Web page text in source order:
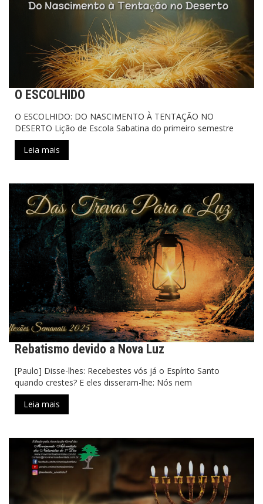
O ESCOLHIDO
O ESCOLHIDO: DO NASCIMENTO À TENTAÇÃO NO
DESERTO Lição de Escola Sabatina do primeiro semestre
Leia mais
Rebatismo devido a Nova Luz
[Paulo] Disse-lhes: Recebestes vós já o Espírito Santo
quando crestes? E eles disseram-lhe: Nós nem
Leia mais